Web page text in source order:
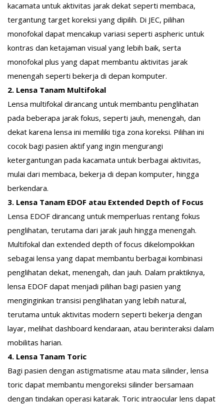
kacamata untuk aktivitas jarak dekat seperti membaca,
tergantung target koreksi yang dipilih. Di JEC, pilihan
monofokal dapat mencakup variasi seperti aspheric untuk
kontras dan ketajaman visual yang lebih baik, serta
monofokal plus yang dapat membantu aktivitas jarak
menengah seperti bekerja di depan komputer.
2. Lensa Tanam Multifokal
Lensa multifokal dirancang untuk membantu penglihatan
pada beberapa jarak fokus, seperti jauh, menengah, dan
dekat karena lensa ini memiliki tiga zona koreksi. Pilihan ini
cocok bagi pasien aktif yang ingin mengurangi
ketergantungan pada kacamata untuk berbagai aktivitas,
mulai dari membaca, bekerja di depan komputer, hingga
berkendara.
3. Lensa Tanam EDOF atau Extended Depth of Focus
Lensa EDOF dirancang untuk memperluas rentang fokus
penglihatan, terutama dari jarak jauh hingga menengah.
Multifokal dan extended depth of focus dikelompokkan
sebagai lensa yang dapat membantu berbagai kombinasi
penglihatan dekat, menengah, dan jauh. Dalam praktiknya,
lensa EDOF dapat menjadi pilihan bagi pasien yang
menginginkan transisi penglihatan yang lebih natural,
terutama untuk aktivitas modern seperti bekerja dengan
layar, melihat dashboard kendaraan, atau berinteraksi dalam
mobilitas harian.
4. Lensa Tanam Toric
Bagi pasien dengan astigmatisme atau mata silinder, lensa
toric dapat membantu mengoreksi silinder bersamaan
dengan tindakan operasi katarak. Toric intraocular lens dapat